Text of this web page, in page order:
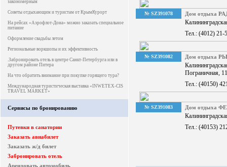
закономерным
Советы отдыхающим и туристам от КрымКурорт
На рейсах «Аэрофлот-Дона» можно заказать специальное
питание
Оформление свадьбы летом
Региональные воркшопы и их эффективность
.Забронировать отель в центре Санкт-Петербурга или в
другом районе Питера
На что обратить внимание при покупке горящего тура?
Международная туристическая выставка «INWETEX-CIS
TRAVEL MARKET»
Сервисы по бронированию
Путевки в санатории
Заказать авиабилет
Заказать ж/д билет
Забронировать отель
Арендовать автомобиль
№ SZ391078 Дом отдыха
Тел.: (4012) 21-
№ SZ391082 Дом отдыха
Пограничная, 11
Тел.: (40150)
№ SZ391083 Дом отдыха
Тел.: (40153)